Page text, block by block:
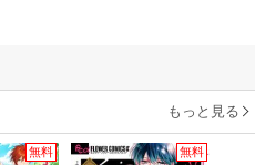
もっと見る
無料 無料